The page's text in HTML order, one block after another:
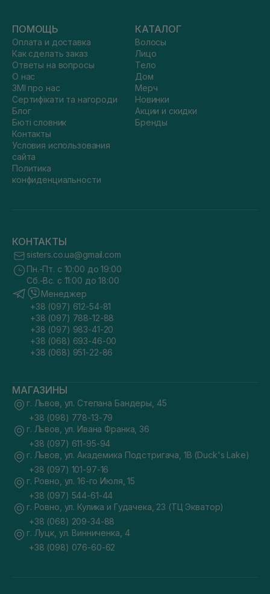
ПОМОЩЬ
Оплата и доставка
Как сделать заказ
Ответы на вопросы
О нас
ЗМІ про нас
Сертифікати та нагороди
Блог
Бюті словник
Контакты
Условия использования
сайта
Политика
конфиденциальности
КАТАЛОГ
Волосы
Лицо
Тело
Дом
Мерч
Новинки
Акции и скидки
Бренды
КОНТАКТЫ
sisters.co.ua@gmail.com
Пн.-Пт. с 10:00 до 19:00
Сб.-Вс. с 11:00 до 18:00
Менеджер
+38 (097) 612-54-81
+38 (097) 788-12-88
+38 (097) 983-41-20
+38 (068) 693-46-00
+38 (068) 951-22-86
МАГАЗИНЫ
г. Львов, ул. Степана Бандеры, 45
+38 (098) 778-13-79
г. Львов, ул. Ивана Франка, 36
+38 (097) 611-95-94
г. Львов, ул. Академика Подстригача, 1В (Duck's Lake)
+38 (097) 101-97-16
г. Ровно, ул. 16-го Июля, 15
+38 (097) 544-61-44
г. Ровно, ул. Кулика и Гудачека, 23 (ТЦ Экватор)
+38 (068) 209-34-88
г. Луцк, ул. Винниченка, 4
+38 (098) 076-60-62